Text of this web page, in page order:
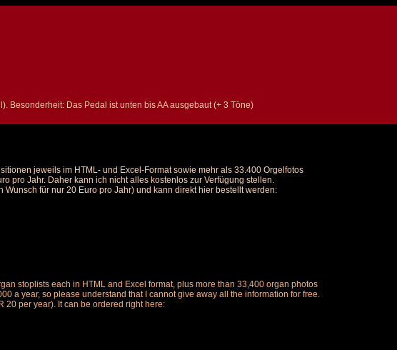
Besonderheit: Das Pedal ist unten bis AA ausgebaut (+ 3 Töne)
jeweils im HTML- und Excel-Format sowie mehr als 33.400 Orgelfotos
pro Jahr. Daher kann ich nicht alles kostenlos zur Verfügung stellen.
für nur 20 Euro pro Jahr) und kann direkt hier bestellt werden:
stoplists each in HTML and Excel format, plus more than 33,400 organ photos
a year, so please understand that I cannot give away all the information for free.
20 per year). It can be ordered right here: